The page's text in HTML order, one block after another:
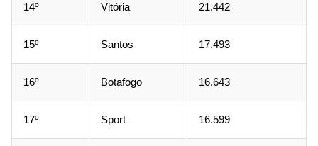
14º Vitória 21.442
15º Santos 17.493
16º Botafogo 16.643
17º Sport 16.599